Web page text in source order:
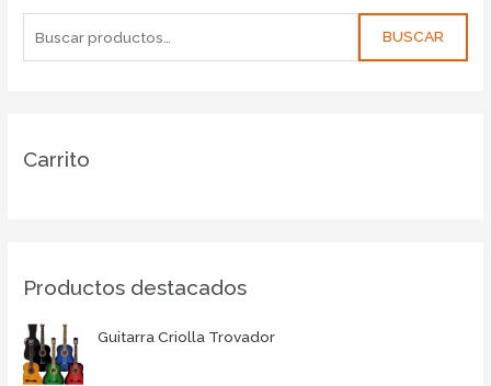
BUSCAR
Carrito
Productos destacados
Guitarra Criolla Trovador